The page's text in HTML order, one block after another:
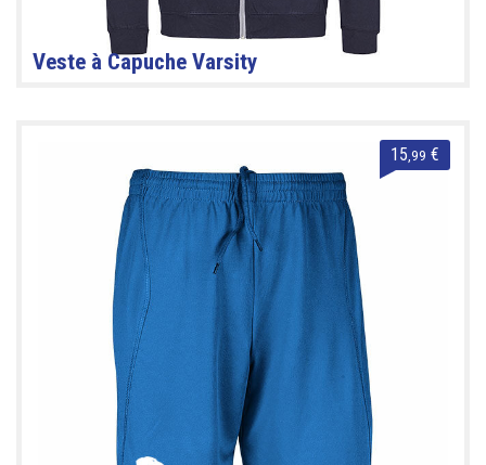
Veste à Capuche Varsity
15,99 €